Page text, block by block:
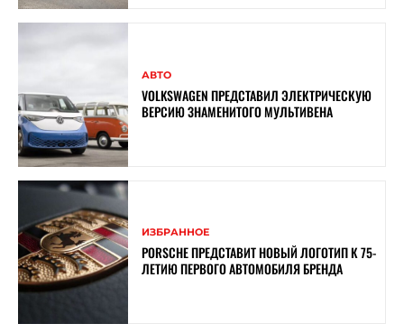
АВТО
VOLKSWAGEN ПРЕДСТАВИЛ ЭЛЕКТРИЧЕСКУЮ
ВЕРСИЮ ЗНАМЕНИТОГО МУЛЬТИВЕНА
ИЗБРАННОЕ
PORSCHE ПРЕДСТАВИТ НОВЫЙ ЛОГОТИП К 75-
ЛЕТИЮ ПЕРВОГО АВТОМОБИЛЯ БРЕНДА